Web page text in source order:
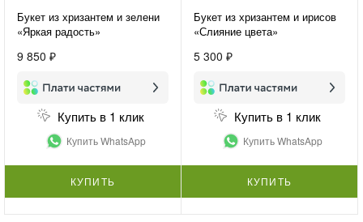
Букет из хризантем и зелени
«Яркая радость»
9 850 ₽
Купить в 1 клик
Купить WhatsApp
КУПИТЬ
Букет из хризантем и ирисов
«Слияние цвета»
5 300 ₽
Купить в 1 клик
Купить WhatsApp
КУПИТЬ